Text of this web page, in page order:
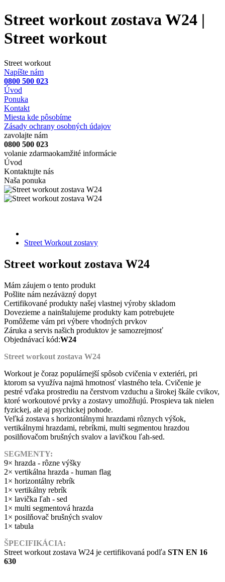
Street workout zostava W24 |
Street workout
Street workout
Napíšte nám
0800 500 023
Úvod
Ponuka
Kontakt
Miesta kde pôsobíme
Zásady ochrany osobných údajov
zavolajte nám
0800 500 023
volanie zdarmaokamžité informácie
Úvod
Kontaktujte nás
Naša ponuka
Street Workout zostavy
Street workout zostava W24
Mám záujem o tento produkt
Pošlite nám nezáväzný dopyt
Certifikované produkty našej vlastnej výroby skladom
Dovezieme a nainštalujeme produkty kam potrebujete
Pomôžeme vám pri výbere vhodných prvkov
Záruka a servis našich produktov je samozrejmosť
Objednávací kód:W24
Street workout zostava W24
Workout je čoraz populárnejší spôsob cvičenia v exteriéri, pri
ktorom sa využíva najmä hmotnosť vlastného tela. Cvičenie je
pestré vďaka prostrediu na čerstvom vzduchu a širokej škále cvikov,
ktoré workoutové prvky a zostavy umožňujú. Prospieva tak nielen
fyzickej, ale aj psychickej pohode.
Veľká zostava s horizontálnymi hrazdami rôznych výšok,
vertikálnymi hrazdami, rebríkmi, multi segmentou hrazdou
posilňovačom brušných svalov a lavičkou ľah-sed.
SEGMENTY:
9× hrazda - rôzne výšky
2× vertikálna hrazda - human flag
1× horizontálny rebrík
1× vertikálny rebrík
1× lavička ľah - sed
1× multi segmentová hrazda
1× posilňovač brušných svalov
1× tabula
ŠPECIFIKÁCIA:
Street workout zostava W24 je certifikovaná podľa STN EN 16
630